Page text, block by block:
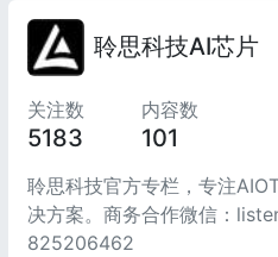
聆思科技AI芯片
关注数
5183
内容数
101
聆思科技官方专栏，专注
决方案。商务合作微信：
825206462